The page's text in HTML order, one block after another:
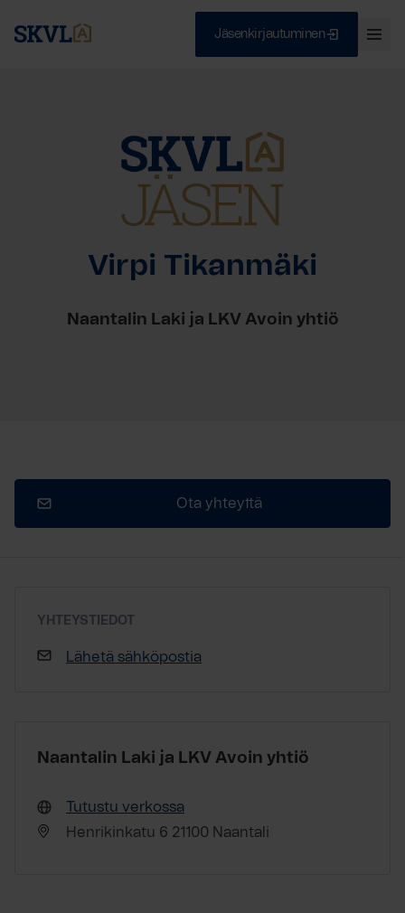
Jäsenkirjautuminen
Virpi Tikanmäki
Naantalin Laki ja LKV Avoin yhtiö
Ota yhteyttä
YHTEYSTIEDOT
Lähetä sähköpostia
Naantalin Laki ja LKV Avoin yhtiö
Tutustu verkossa
Henrikinkatu 6 21100 Naantali